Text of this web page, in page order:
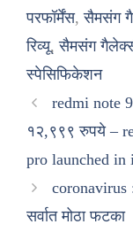
परफॉर्मेंस,सैमसंग
रिव्यू,सैमसंग
स्पेसिफिकेशन
redmi note
१२,९९९ रुपये –
pro launched in
coronavirus
सर्वात मोठा फटका